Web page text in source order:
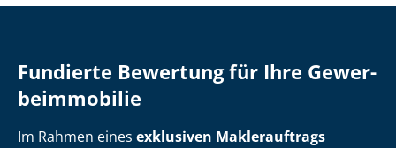
Fundierte Bewertung für Ihre Ge­wer­
be­im­mo­bi­lie
Im Rahmen eines exklusiven Maklerauftrags